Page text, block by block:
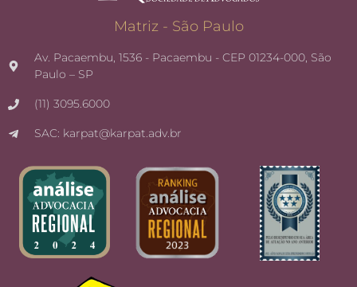
Matriz - São Paulo
Av. Pacaembu, 1536 - Pacaembu - CEP 01234-000, São
Paulo – SP
(11) 3095.6000
SAC: karpat@karpat.adv.br